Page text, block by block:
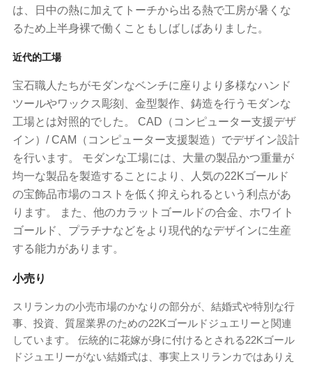
は、日中の熱に加えてトーチから出る熱で工房が暑くな
るため上半身裸で働くこともしばしばありました。
近代的工場
宝石職人たちがモダンなベンチに座りより多様なハンド
ツールやワックス彫刻、金型製作、鋳造を行うモダンな
工場とは対照的でした。 CAD（コンピューター支援デザ
イン）/ CAM（コンピューター支援製造）でデザイン設計
を行います。 モダンな工場には、大量の製品かつ重量が
均一な製品を製造することにより、人気の22Kゴールド
の宝飾品市場のコストを低く抑えられるという利点があ
ります。 また、他のカラットゴールドの合金、ホワイト
ゴールド、プラチナなどをより現代的なデザインに生産
する能力があります。
小売り
スリランカの小売市場のかなりの部分が、結婚式や特別な行
事、投資、質屋業界のための22Kゴールドジュエリーと関連
しています。 伝統的に花嫁が身に付けるとされる22Kゴール
ドジュエリーがない結婚式は、事実上スリランカではありえ